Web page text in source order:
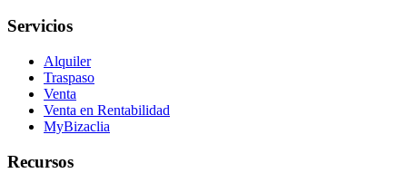
Servicios
Alquiler
Traspaso
Venta
Venta en Rentabilidad
MyBizaclia
Recursos